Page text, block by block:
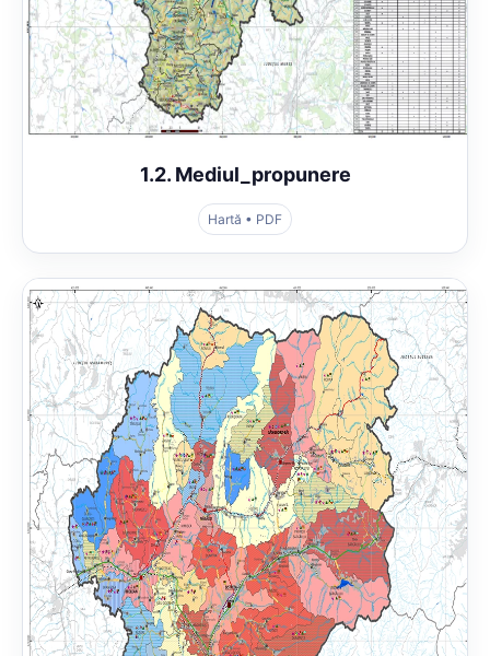
1.2. Mediul_propunere
Hartă • PDF